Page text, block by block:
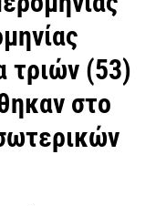
τριών (53)
στο